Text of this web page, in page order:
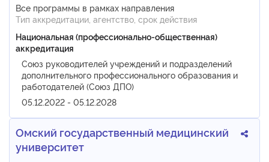
Все программы в рамках направления
Тип аккредитации, агентство, срок действия
Национальная (профессионально-общественная)
аккредитация
Союз руководителей учреждений и подразделений
дополнительного профессионального образования и
работодателей (Союз ДПО)
05.12.2022 - 05.12.2028
Омский государственный медицинский
университет